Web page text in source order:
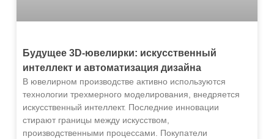
Будущее 3D-ювелирки: искусственный
интеллект и автоматизация дизайна
В ювелирном производстве активно используются
технологии трехмерного моделирования, внедряется
искусственный интеллект. Последние инновации
стирают границы между искусством,
производственными процессами. Покупатели